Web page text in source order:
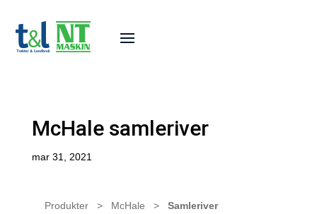
McHale samleriver
mar 31, 2021
Produkter> McHale > Samleriver